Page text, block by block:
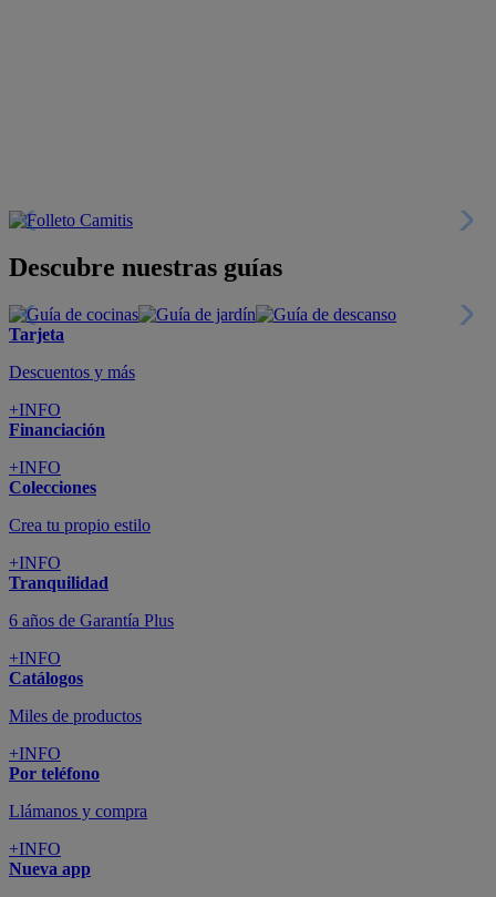
Descubre nuestras guías
Tarjeta
Descuentos y más
+INFO
Financiación
+INFO
Colecciones
Crea tu propio estilo
+INFO
Tranquilidad
6 años de Garantía Plus
+INFO
Catálogos
Miles de productos
+INFO
Por teléfono
Llámanos y compra
+INFO
Nueva app